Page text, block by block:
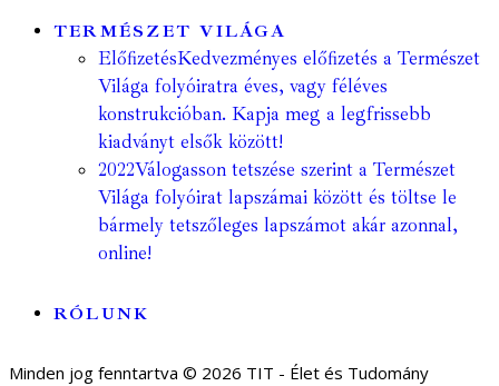
TERMÉSZET VILÁGA
ElőfizetésKedvezményes előfizetés a Természet
Világa folyóiratra éves, vagy féléves
konstrukcióban. Kapja meg a legfrissebb
kiadványt elsők között!
2022Válogasson tetszése szerint a Természet
Világa folyóirat lapszámai között és töltse le
bármely tetszőleges lapszámot akár azonnal,
online!
RÓLUNK
Minden jog fenntartva © 2026 TIT - Élet és Tudomány